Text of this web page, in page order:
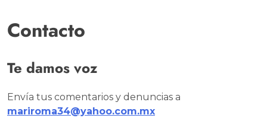
Contacto
Te damos voz
Envía tus comentarios y denuncias a
mariroma34@yahoo.com.mx